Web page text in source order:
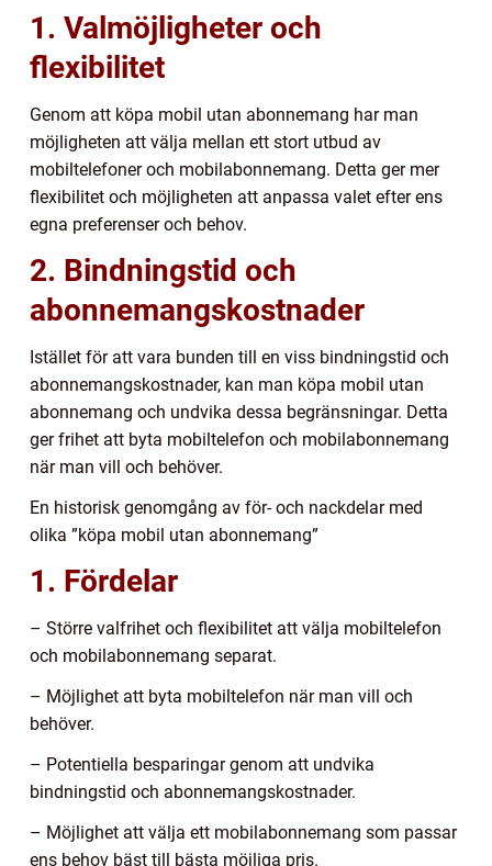
1. Valmöjligheter och
flexibilitet
Genom att köpa mobil utan abonnemang har man
möjligheten att välja mellan ett stort utbud av
mobiltelefoner och mobilabonnemang. Detta ger mer
flexibilitet och möjligheten att anpassa valet efter ens
egna preferenser och behov.
2. Bindningstid och
abonnemangskostnader
Istället för att vara bunden till en viss bindningstid och
abonnemangskostnader, kan man köpa mobil utan
abonnemang och undvika dessa begränsningar. Detta
ger frihet att byta mobiltelefon och mobilabonnemang
när man vill och behöver.
En historisk genomgång av för- och nackdelar med
olika ”köpa mobil utan abonnemang”
1. Fördelar
– Större valfrihet och flexibilitet att välja mobiltelefon
och mobilabonnemang separat.
– Möjlighet att byta mobiltelefon när man vill och
behöver.
– Potentiella besparingar genom att undvika
bindningstid och abonnemangskostnader.
– Möjlighet att välja ett mobilabonnemang som passar
ens behov bäst till bästa möjliga pris.